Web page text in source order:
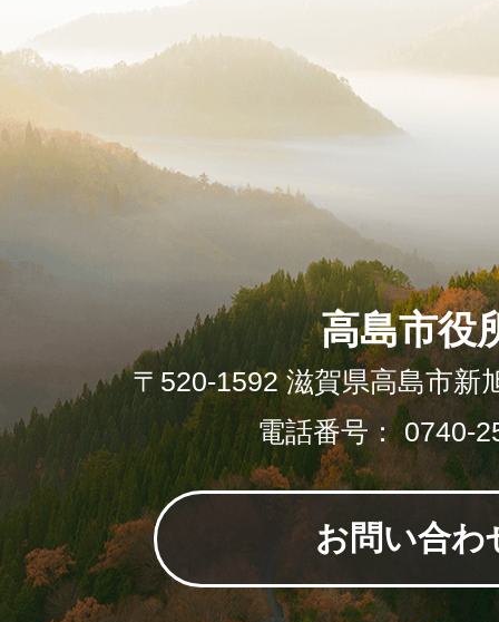
高島市役
〒520-1592 滋賀県高島市新
電話番号： 0740-
お問い合わ